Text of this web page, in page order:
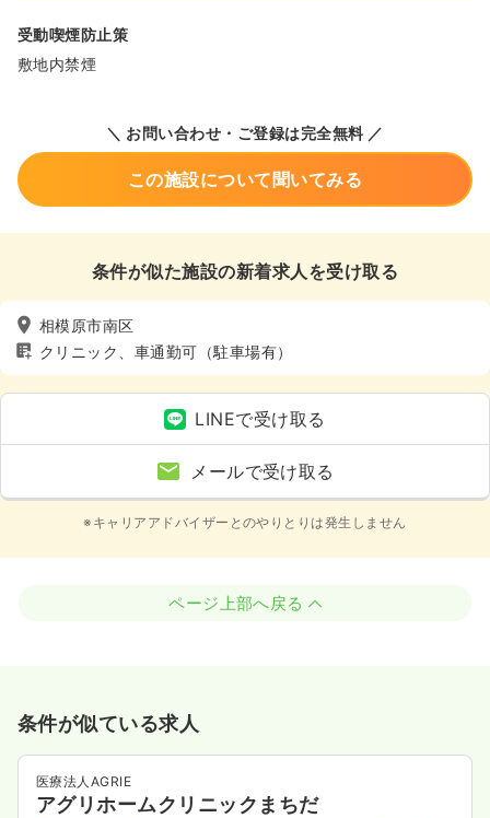
受動喫煙防止策
敷地内禁煙
＼ お問い合わせ・ご登録は完全無料 ／
この施設について聞いてみる
条件が似た施設の新着求人を受け取る
相模原市南区
クリニック、車通勤可（駐車場有）
LINEで受け取る
メールで受け取る
※キャリアアドバイザーとのやりとりは発生しません
ページ上部へ戻る
条件が似ている求人
医療法人AGRIE
アグリホームクリニックまちだ